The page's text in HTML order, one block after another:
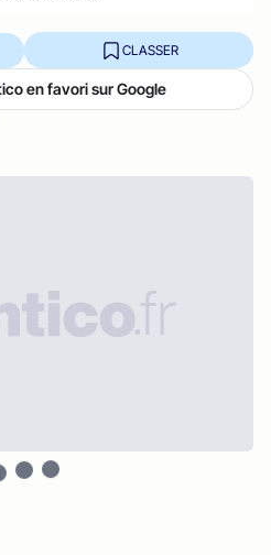
CLASSER
en favori sur Google